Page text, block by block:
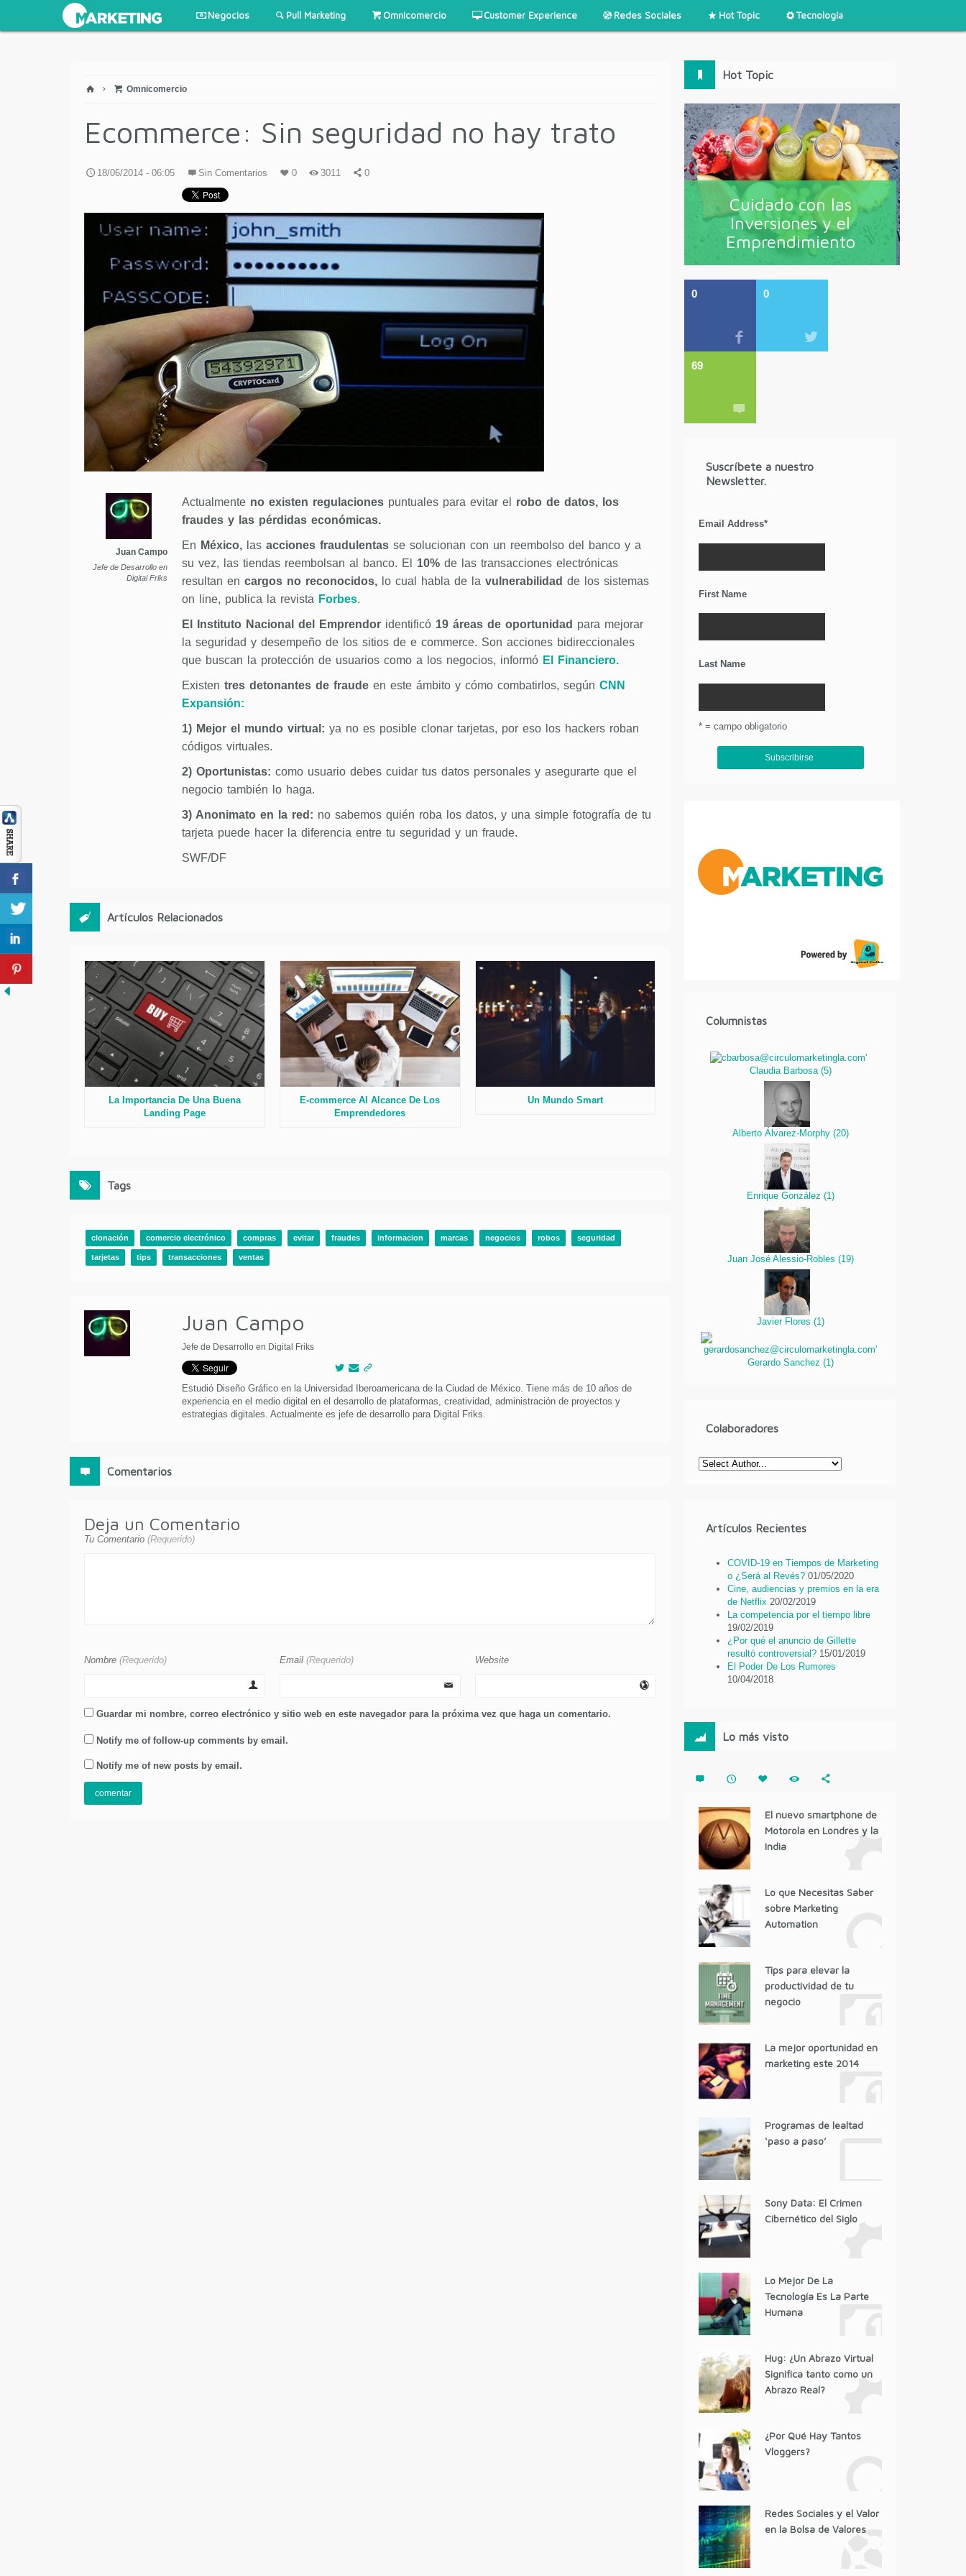
Negocios Pull Marketing Omnicomercio Customer Experience Redes Sociales Hot Topic Tecnología
Omnicomercio
Ecommerce: Sin seguridad no hay trato
18/06/2014 - 06:05 Sin Comentarios 0 3011 0
Juan Campo
Jefe de Desarrollo en
Digital Friks
Actualmenteno existen regulacionespuntuales para evitar el
robo de datos, los
fraudes y las pérdidas económicas.
En México,las acciones fraudulentasse solucionan con un reembolso del banco y a
su vez, las tiendas reembolsan al banco. El 10%de las transacciones electrónicas
resultan en cargos no reconocidos,lo cual habla de la vulnerabilidad de los sistemas
on line, publica la revista Forbes.
El Instituto Nacional del Emprendoridentificó 19 áreas de oportunidad para mejorar
la seguridad y desempeño de los sitios de e commerce. Son acciones bidireccionales
que buscan la protección de usuarios como a los negocios, informó El Financiero.
Existen tres detonantes de fraudeen este ámbito y cómo combatirlos, según CNN
Expansión:
1) Mejor el mundo virtual: ya no es posible clonar tarjetas, por eso los hackers roban
códigos virtuales.
2) Oportunistas: como usuario debes cuidar tus datos personales y asegurarte que el
negocio también lo haga.
3) Anonimato en la red: no sabemos quién roba los datos, y una simple fotografía de tu
tarjeta puede hacer la diferencia entre tu seguridad y un fraude.
SWF/DF
Artículos Relacionados
La Importancia De Una Buena
Landing Page
E-commerce Al Alcance De Los
Emprendedores
Un Mundo Smart
Tags
clonación comercio electrónico compras evitar fraudes informacion marcas negocios robos seguridad
tarjetas tips transacciones ventas
Juan Campo
Jefe de Desarrollo en Digital Friks
Estudió Diseño Gráfico en la Universidad Iberoamericana de la Ciudad de México. Tiene más de 10 años de
experiencia en el medio digital en el desarrollo de plataformas, creatividad, administración de proyectos y
estrategias digitales. Actualmente es jefe de desarrollo para Digital Friks.
Comentarios
Deja un Comentario
Tu Comentario (Requerido)
Nombre (Requerido) Email (Requerido) Website
Guardar mi nombre, correo electrónico y sitio web en este navegador para la próxima vez que haga un comentario.
Notify me of follow-up comments by email.
Notify me of new posts by email.
Hot Topic
Cuidado con las
Inversiones y el
Emprendimiento
0 0
69
Suscríbete a nuestro
Newsletter.
Email Address*
First Name
Last Name
* = campo obligatorio
Columnistas
Claudia Barbosa (5)
Alberto Álvarez-Morphy (20)
Enrique González (1)
Juan José Alessio-Robles (19)
Javier Flores (1)
Gerardo Sanchez (1 )
Colaboradores
Artículos Recientes
COVID-19 en Tiempos de Marketing
o ¿Será al Revés? 01/05/2020
Cine, audiencias y premios en la era
de Netflix 20/02/2019
La competencia por el tiempo libre
19/02/2019
¿Por qué el anuncio de Gillette
resultó controversial? 15/01/2019
El Poder De Los Rumores
10/04/2018
Lo más visto
El nuevo smartphone de
Motorola en Londres y la
India
Lo que Necesitas Saber
sobre Marketing
Automation
Tips para elevar la
productividad de tu
negocio
La mejor oportunidad en
marketing este 2014
Programas de lealtad
‘paso a paso’
Sony Data: El Crimen
Cibernético del Siglo
Lo Mejor De La
Tecnología Es La Parte
Humana
Hug: ¿Un Abrazo Virtual
Significa tanto como un
Abrazo Real?
¿Por Qué Hay Tantos
Vloggers?
Redes Sociales y el Valor
en la Bolsa de Valores